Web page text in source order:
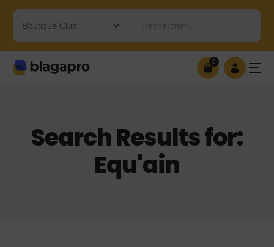
Rechercher…
0
Search Results for:
Equ'ain